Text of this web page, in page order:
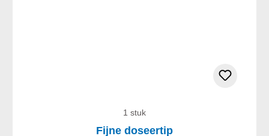
1 stuk
Fijne doseertip